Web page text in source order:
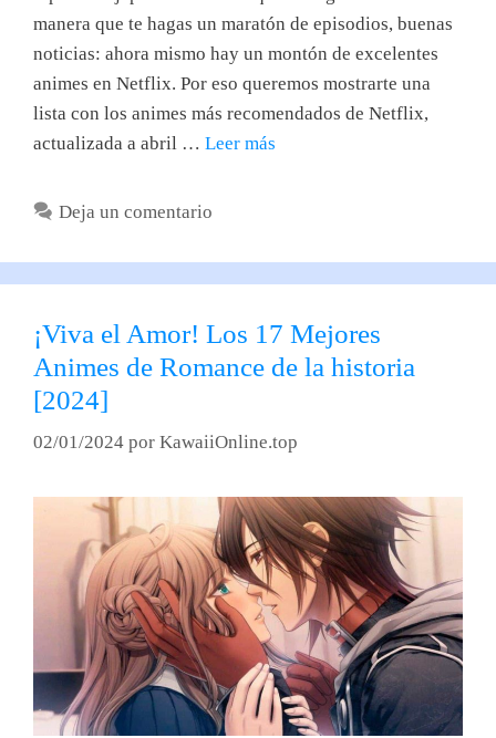
manera que te hagas un maratón de episodios, buenas
noticias: ahora mismo hay un montón de excelentes
animes en Netflix. Por eso queremos mostrarte una
lista con los animes más recomendados de Netflix,
actualizada a abril … Leer más
Deja un comentario
¡Viva el Amor! Los 17 Mejores
Animes de Romance de la historia
[2024]
02/01/2024 por KawaiiOnline.top